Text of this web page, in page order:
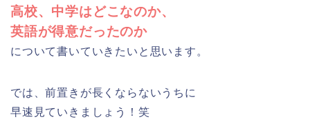
高校、中学はどこなのか、
英語が得意だったのか
について書いていきたいと思います。
では、前置きが長くならないうちに
早速見ていきましょう！笑